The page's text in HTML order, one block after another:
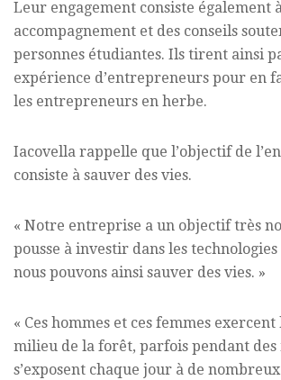
Leur engagement consiste également
accompagnement et des conseils
personnes étudiantes. Ils tirent ainsi
expérience d’entrepreneurs pour en
les entrepreneurs en herbe.
Iacovella rappelle que l’objectif de
consiste à sauver des vies.
« Notre entreprise a un objectif très
pousse à investir dans les
nous pouvons ainsi sauver des vies. »
« Ces hommes et ces femmes
milieu de la forêt, parfois pendant des
s’exposent chaque jour à de